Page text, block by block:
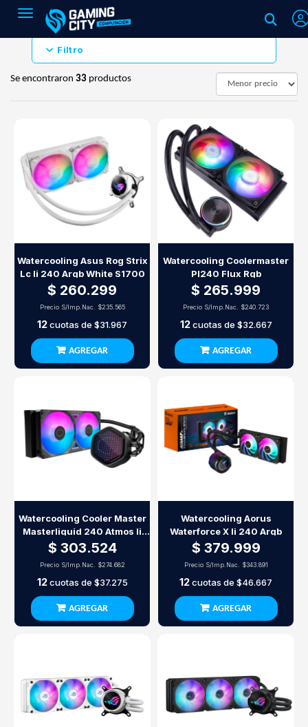
Toggle navigation
Filtro
Se encontraron 33 productos
Watercooling Asus Rog Strix
Lc Ii 240 Argb White S1700
$ 260.299
Precio S/Imp.Nac. $235.565
12cuotas de $31.967
AGREGAR
Watercooling Coolermaster
Pl240 Flux Rgb
$ 265.999
Precio S/Imp.Nac. $240.723
12cuotas de $32.667
AGREGAR
Watercooling Cooler Master
Masterliquid 240 Atmos Ii
Pixel Le
$ 303.524
Precio S/Imp.Nac. $274.682
12cuotas de $37.275
AGREGAR
Watercooling Aorus
Waterforce X Ii 240 Argb
$ 379.999
Precio S/Imp.Nac. $343.891
12cuotas de $46.667
AGREGAR